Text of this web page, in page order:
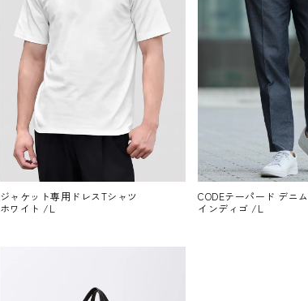
ジャケット専用ドレスTシャツ
ホワイト /L
CODEテーパード デニム
インディゴ /L